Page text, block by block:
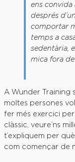
ens convida
després
comportar
temps a
sedentària,
mica fora de
A Wunder Training
moltes persones
fer més exercici
clàssic, veure’ns
t’expliquem per
com començar de